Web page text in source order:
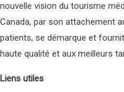
nouvelle vision du tourisme
Canada, par son attachement
patients, se démarque et
haute qualité et aux meilleurs
Liens utiles